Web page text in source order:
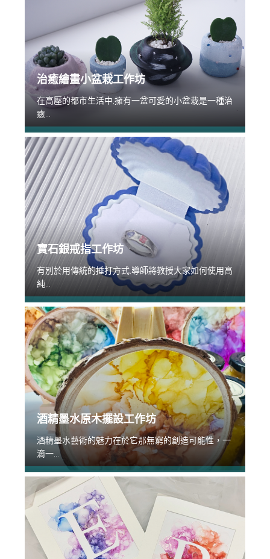
治癒繪畫小盆栽工作坊
在高壓的都市生活中,擁有一盆可愛的小盆栽是一種治
癒...
寶石銀戒指工作坊
有別於用傳統的捶打方式,導師將教授大家如何使用高
純...
酒精墨水原木擺設工作坊
酒精墨水藝術的魅力在於它那無窮的創造可能性，一
滴一...